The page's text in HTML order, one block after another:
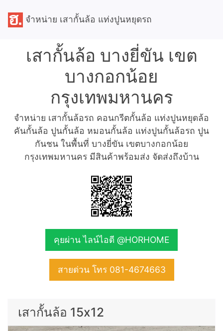
จำหน่าย เสากั้นล้อ แท่งปูนหยุดรถ
เสากั้นล้อ บางยี่ขัน เขต
บางกอกน้อย
กรุงเทพมหานคร
จำหน่าย เสากั้นล้อรถ คอนกรีตกั้นล้อ แท่งปูนหยุดล้อ
คันกั้นล้อ ปูนกั้นล้อ หมอนกั้นล้อ แท่งปูนกั้นล้อรถ ปูน
กันชน ในพื้นที่ บางยี่ขัน เขตบางกอกน้อย
กรุงเทพมหานคร มีสินค้าพร้อมส่ง จัดส่งถึงบ้าน
คุยผ่าน ไลน์ไอดี @HORHOME
สายด่วน โทร 081-4674663
เสากั้นล้อ 15x12